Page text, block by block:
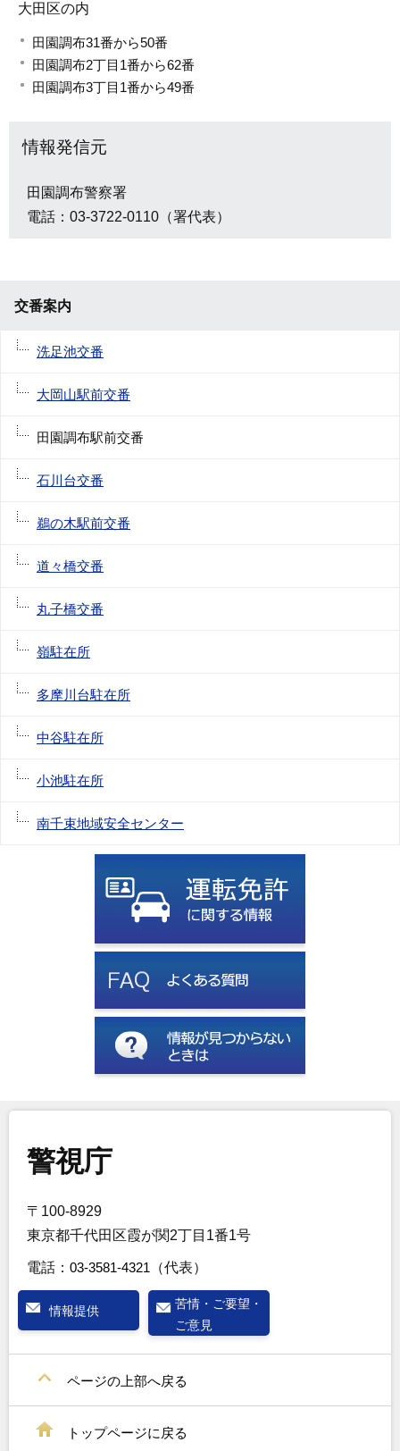
大田区の内
田園調布31番から50番
田園調布2丁目1番から62番
田園調布3丁目1番から49番
情報発信元
田園調布警察署
電話：03-3722-0110（署代表）
交番案内
洗足池交番
大岡山駅前交番
田園調布駅前交番
石川台交番
鵜の木駅前交番
道々橋交番
丸子橋交番
嶺駐在所
多摩川台駐在所
中谷駐在所
小池駐在所
南千束地域安全センター
警視庁
〒100-8929
東京都千代田区霞が関2丁目1番1号
電話： 03-3581-4321 （代表）
情報提供
苦情・ご要望・
ご意見
ページの上部へ戻る
トップページに戻る